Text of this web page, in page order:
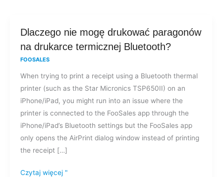
Dlaczego nie mogę drukować paragonów
na drukarce termicznej Bluetooth?
FOOSALES
When trying to print a receipt using a Bluetooth thermal
printer (such as the Star Micronics TSP650II) on an
iPhone/iPad, you might run into an issue where the
printer is connected to the FooSales app through the
iPhone/iPad’s Bluetooth settings but the FooSales app
only opens the AirPrint dialog window instead of printing
the receipt […]
Dlaczego
nie
paragonów
na
drukarce
termicznej
Bluetooth?
Czytaj więcej "